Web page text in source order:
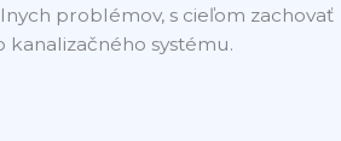
problémov, s cieľom zachovať
kanalizačného systému.